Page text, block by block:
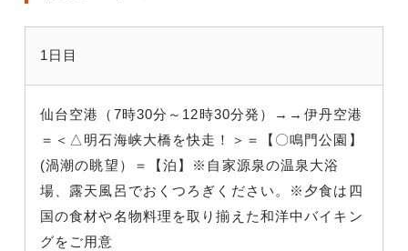
1日目
仙台空港（7時30分～12時30分発）→→伊丹空港
＝＜△明石海峡大橋を快走！＞＝【〇鳴門公園】
(渦潮の眺望）＝【泊】※自家源泉の温泉大浴
場、露天風呂でおくつろぎください。※夕食は四
国の食材や名物料理を取り揃えた和洋中バイキン
グをご用意